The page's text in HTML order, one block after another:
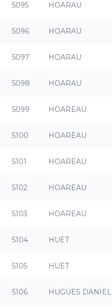
5095 HOARAU
5096 HOARAU
5097 HOARAU
5098 HOARAU
5099 HOAREAU
5100 HOAREAU
5101 HOAREAU
5102 HOAREAU
5103 HOAREAU
5104 HUET
5105 HUET
5106 HUGUES DANIEL